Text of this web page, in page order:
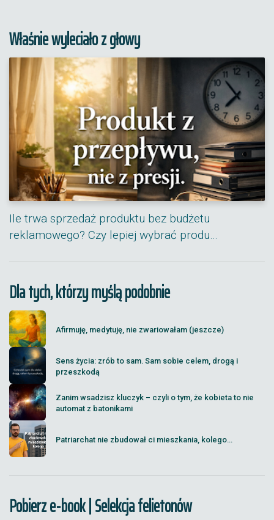
Właśnie wyleciało z głowy
Ile trwa sprzedaż produktu bez budżetu
reklamowego? Czy lepiej wybrać produ…
Dla tych, którzy myślą podobnie
Afirmuję, medytuję, nie zwariowałam (jeszcze)
Sens życia: zrób to sam. Sam sobie celem, drogą i
przeszkodą
Zanim wsadzisz kluczyk – czyli o tym, że kobieta to nie
automat z batonikami
Patriarchat nie zbudował ci mieszkania, kolego...
Pobierz e-book | Selekcja felietonów